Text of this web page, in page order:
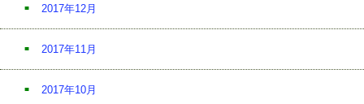
2017年12月
2017年11月
2017年10月